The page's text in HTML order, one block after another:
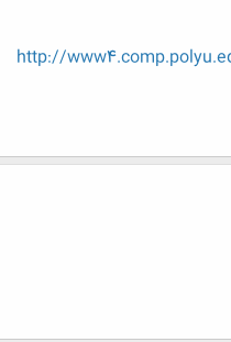
http://